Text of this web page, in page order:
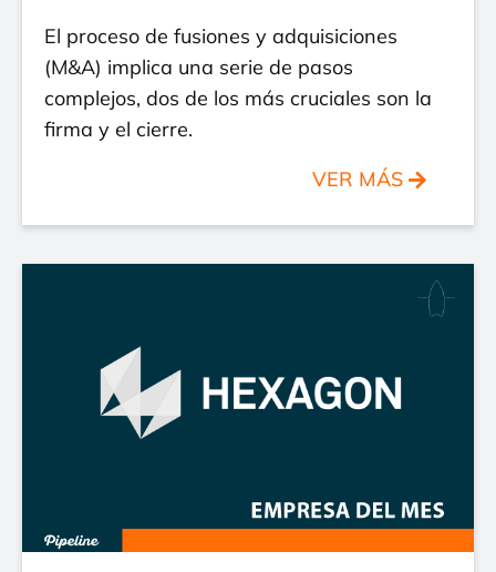
El proceso de fusiones y adquisiciones
(M&A) implica una serie de pasos
complejos, dos de los más cruciales son la
firma y el cierre.
VER MÁS